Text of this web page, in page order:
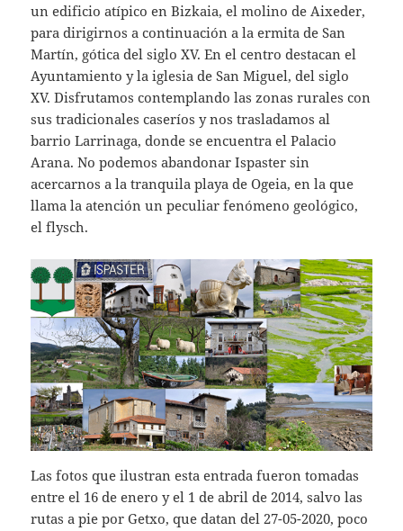
un edificio atípico en Bizkaia, el molino de Aixeder,
para dirigirnos a continuación a la ermita de San
Martín, gótica del siglo XV. En el centro destacan el
Ayuntamiento y la iglesia de San Miguel, del siglo
XV. Disfrutamos contemplando las zonas rurales con
sus tradicionales caseríos y nos trasladamos al
barrio Larrinaga, donde se encuentra el Palacio
Arana. No podemos abandonar Ispaster sin
acercarnos a la tranquila playa de Ogeia, en la que
llama la atención un peculiar fenómeno geológico,
el flysch.
Las fotos que ilustran esta entrada fueron tomadas
entre el 16 de enero y el 1 de abril de 2014, salvo las
rutas a pie por Getxo, que datan del 27-05-2020, poco